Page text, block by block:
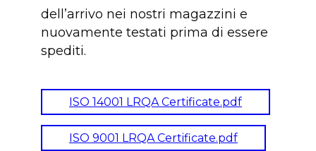
dell’arrivo nei nostri magazzini e
nuovamente testati prima di essere
spediti.
ISO 14001 LRQA Certificate.pdf
ISO 9001 LRQA Certificate.pdf